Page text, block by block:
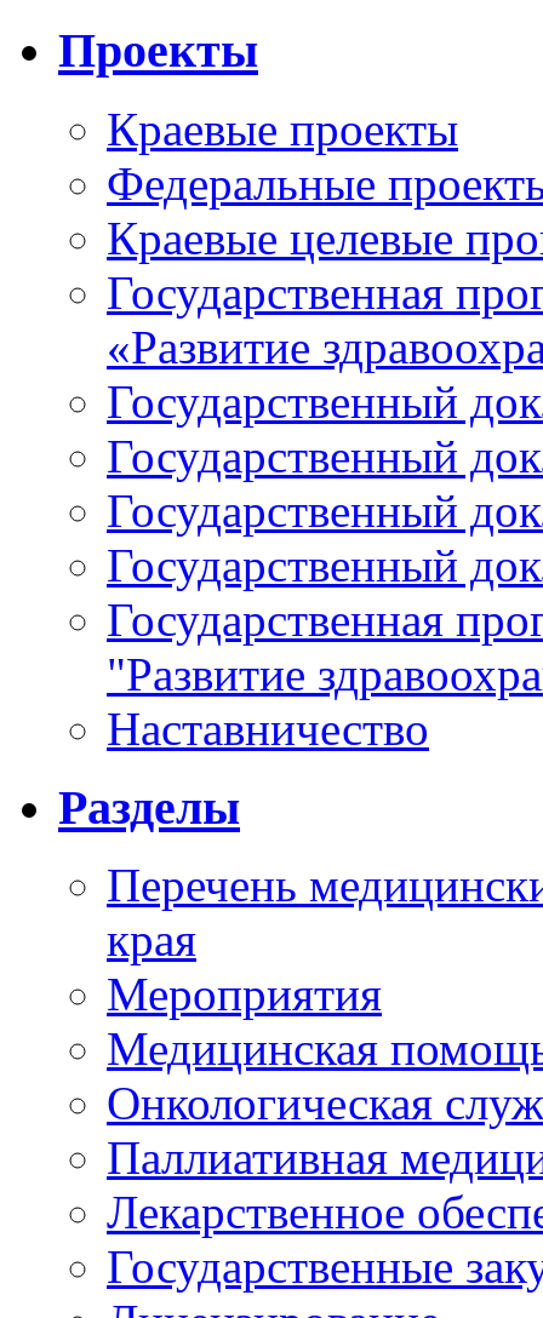
Проекты
Краевые проекты
Федеральные
Краевые целевые
Государственная
«Развитие
Государственный
Государственный
Государственный
Государственный
Государственная
"Развитие
Наставничество
Разделы
Перечень
края
Мероприятия
Медицинская
Онкологическая
Паллиативная
Лекарственное
Государственные